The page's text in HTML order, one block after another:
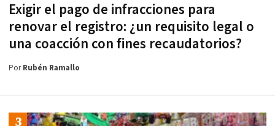
Exigir el pago de infracciones para
renovar el registro: ¿un requisito legal o
una coacción con fines recaudatorios?
PorRubén Ramallo